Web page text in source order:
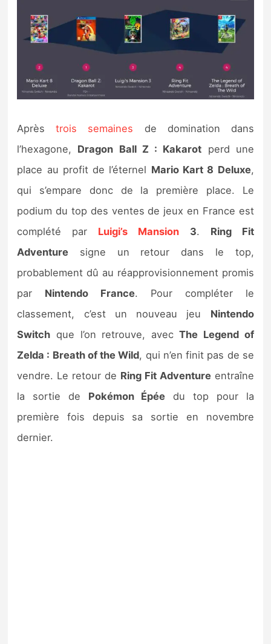
Aprèstrois semaines de domination dans
l’hexagone, Dragon Ball Z : Kakarot perd une
place au profit de l’éternel Mario Kart 8 Deluxe,
qui s’empare donc de la première place. Le
podium du top des ventes de jeux en France est
complété par Luigi’s Mansion 3. Ring Fit
Adventure signe un retour dans le top,
probablement dû au réapprovisionnement promis
par Nintendo France. Pour compléter le
classement, c’est un nouveau jeu Nintendo
Switch que l’on retrouve, avecThe Legend of
Zelda : Breath of the Wild, qui n’en finit pas de se
vendre. Le retour de Ring Fit Adventureentraîne
la sortie de Pokémon Épée du top pour la
première fois depuis sa sortie en novembre
dernier.